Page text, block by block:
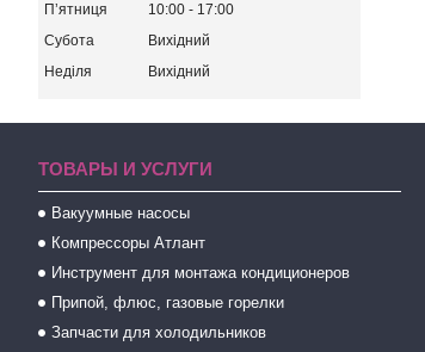
Пʼятниця 10:00
17:00
Субота
Вихідний
Неділя
Вихідний
ТОВАРЫ И УСЛУГИ
Вакуумные насосы
Компрессоры Атлант
Инструмент для монтажа кондиционеров
Припой, флюс, газовые горелки
Запчасти для холодильников